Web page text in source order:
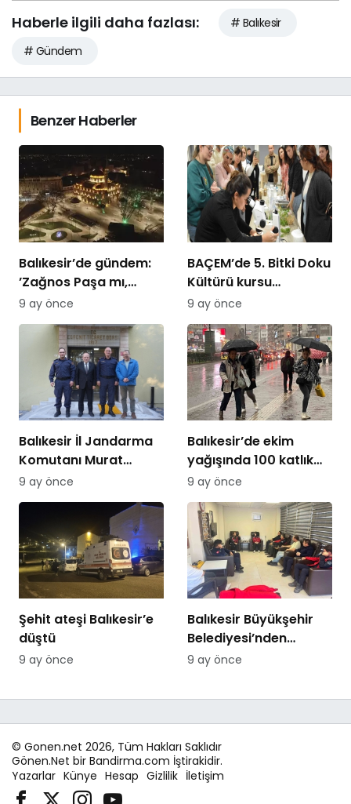
Haberle ilgili daha fazlası:
# Balıkesir
# Gündem
Benzer Haberler
Balıkesir’de gündem:
’Zağnos Paşa mı,
İsmet Paşa mı
9 ay önce
BAÇEM’de 5. Bitki Doku
Kültürü kursu
tamamlandı
9 ay önce
Balıkesir İl Jandarma
Komutanı Murat
Özer’den Edremit
Ticaret Odasına
9 ay önce
Balıkesir’de ekim
yağışında 100 katlık
artış
9 ay önce
Şehit ateşi Balıkesir’e
düştü
9 ay önce
Balıkesir Büyükşehir
Belediyesi’nden
itfaiyecilere psikolojik
9 ay önce
© Gonen.net 2026, Tüm Hakları Saklıdır
Gönen.Net bir Bandirma.com İştirakidir.
Yazarlar Künye Hesap Gizlilik İletişim